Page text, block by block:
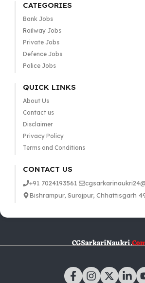
CATEGORIES
Bank Jobs
Railway Jobs
Private Jobs
Defence Jobs
Police Jobs
QUICK LINKS
About Us
Contact us
Disclaimer
Privacy Policy
Terms and Conditions
CONTACT US
+91 7024193561
Bishrampur, Surajpur, Chhattisgarh